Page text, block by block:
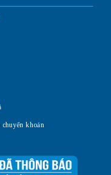
khoản